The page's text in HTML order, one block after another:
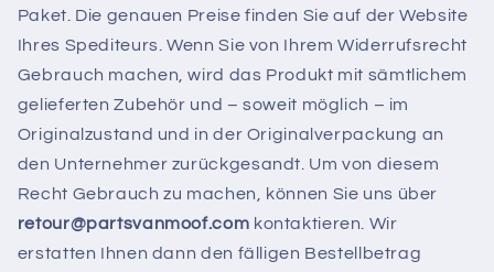
Paket. Die genauen Preise finden Sie auf der Website
Ihres Spediteurs. Wenn Sie von Ihrem Widerrufsrecht
Gebrauch machen, wird das Produkt mit sämtlichem
gelieferten Zubehör und – soweit möglich – im
Originalzustand und in der Originalverpackung an
den Unternehmer zurückgesandt. Um von diesem
Recht Gebrauch zu machen, können Sie uns über
retour@partsvanmoof.com kontaktieren. Wir
erstatten Ihnen dann den fälligen Bestellbetrag